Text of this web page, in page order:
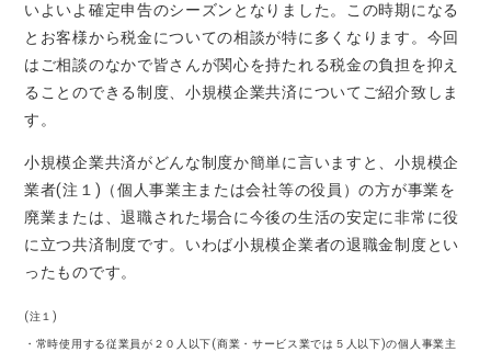
いよいよ確定申告のシーズンとなりました。この時期になる
とお客様から税金についての相談が特に多くなります。今回
はご相談のなかで皆さんが関心を持たれる税金の負担を抑え
ることのできる制度、小規模企業共済についてご紹介致しま
す。
小規模企業共済がどんな制度か簡単に言いますと、小規模企
業者(注１)（個人事業主または会社等の役員）の方が事業を
廃業または、退職された場合に今後の生活の安定に非常に役
に立つ共済制度です。いわば小規模企業者の退職金制度とい
ったものです。
(注１)
・常時使用する従業員が２０人以下(商業・サービス業では５人以下)の個人事業主